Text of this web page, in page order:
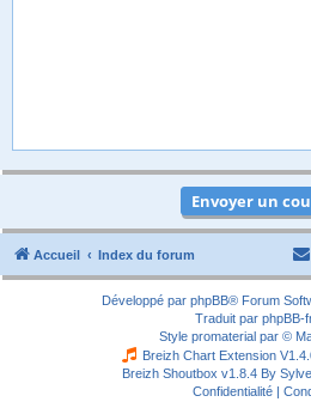
Accueil Index du forum
Développé par phpBB® Forum
Traduit par phpBB-
Style promaterial par ©
Breizh Chart Extension
Breizh Shoutbox v1.8.4 By
Confidentialité|